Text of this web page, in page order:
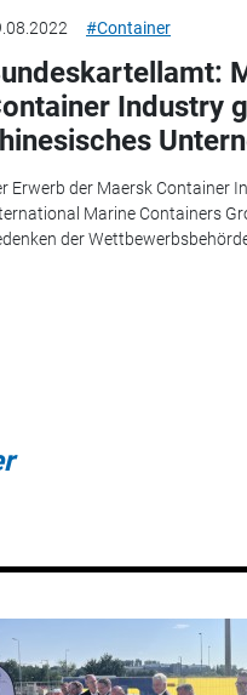
#Container
Industry
Erwerb der Maersk Container
Marine Containers
der